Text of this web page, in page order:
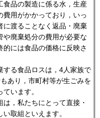
食品の製造に係る水，生産
用がかかっており，いっ
に渡ることなく返品・廃棄
や廃棄処分の費用が必要な
には食品の価格に反映さ
する食品ロスは，4人家族で
あり，市町村等が生ごみを
います。
，私たちにとって直接・
取組といえます。